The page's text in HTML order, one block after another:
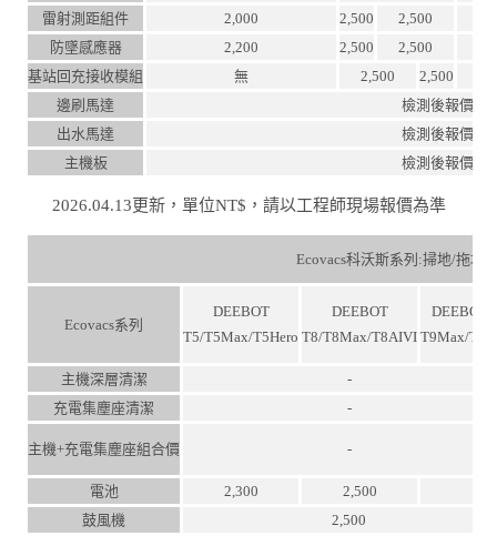
雷射測距組件
2,000 2,500
2,500
防墜感應器
2,200 2,500
2,500
基站回充接收模組
無 2,500
2,500
邊刷馬達
檢測後報價
出水馬達
檢測後報價
主機板
檢測後報價
2026.04.13更新，單位NT$，請以工程師現場報價為準
Ecovacs科沃斯系列:掃地/拖地
Ecovacs系列
DEEBOT
T5/T5Max/T5Hero
DEEBOT
T8/T8Max/T8AIVI T9Max/
主機深層清潔
-
充電集塵座清潔
-
主機+充電集塵座組合價 -
電池 2,300
2,500
鼓風機
2,500